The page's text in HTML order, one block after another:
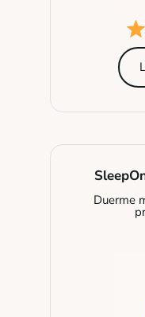
Duerme